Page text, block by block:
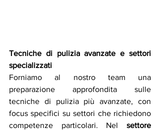
Tecniche di pulizia avanzate e settori
specializzati
Forniamo al nostro team una
preparazione approfondita sulle
tecniche di pulizia più avanzate, con
focus specifici su settori che richiedono
competenze particolari. Nel settore